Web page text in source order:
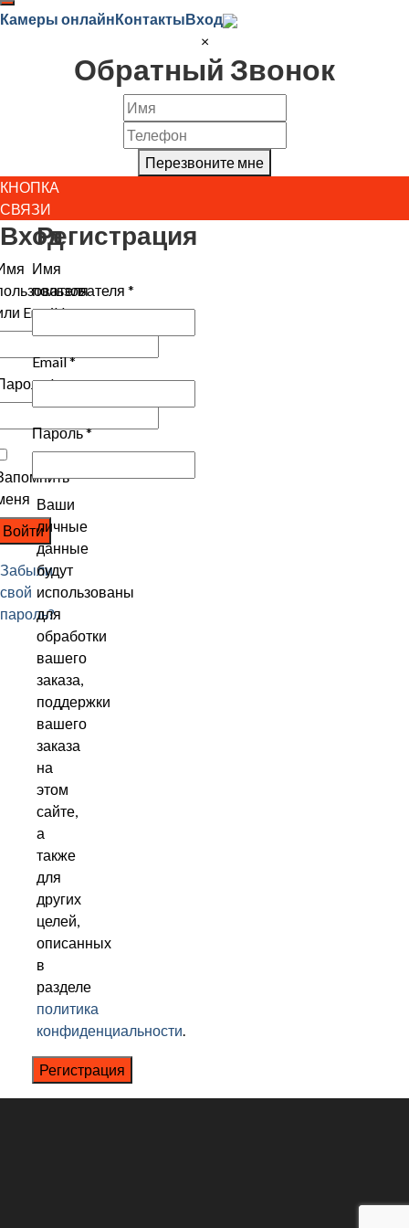
Камеры онлайнКонтактыВход
×
Обратный Звонок
Перезвоните мне
КНОПКА
СВЯЗИ
Вход
Email*
*
Войти
Забыли
свой
пароль?
Регистрация
Имя
пользователя *
Email*
Пароль*
Ваши
личные
данные
будут
использованы
для
обработки
вашего
заказа,
поддержки
вашего
заказа
на
этом
сайте,
а
также
для
других
целей,
описанных
в
разделе
политика
конфиденциальности.
Регистрация